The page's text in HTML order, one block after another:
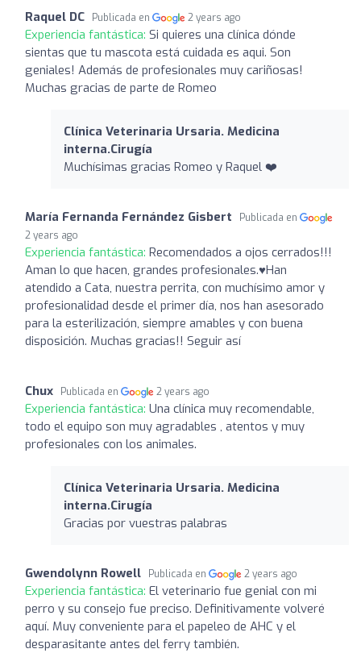
Raquel DC Publicada en 2 years ago
Experiencia fantástica: Si quieres una clínica dónde
sientas que tu mascota está cuidada es aqui. Son
geniales! Además de profesionales muy cariñosas!
Muchas gracias de parte de Romeo
Clínica Veterinaria Ursaria. Medicina
interna.Cirugía
Muchísimas gracias Romeo y Raquel ❤️
María Fernanda Fernández Gisbert
Publicada en
2 years ago
Experiencia fantástica: Recomendados a ojos cerrados!!!
Aman lo que hacen, grandes profesionales.♥️Han
atendido a Cata, nuestra perrita, con muchísimo amor y
profesionalidad desde el primer día, nos han asesorado
para la esterilización, siempre amables y con buena
disposición. Muchas gracias!! Seguir así
Chux Publicada en 2 years ago
Experiencia fantástica: Una clínica muy recomendable,
todo el equipo son muy agradables , atentos y muy
profesionales con los animales.
Clínica Veterinaria Ursaria. Medicina
interna.Cirugía
Gracias por vuestras palabras
Gwendolynn Rowell Publicada en 2 years ago
Experiencia fantástica: El veterinario fue genial con mi
perro y su consejo fue preciso. Definitivamente volveré
aquí. Muy conveniente para el papeleo de AHC y el
desparasitante antes del ferry también.